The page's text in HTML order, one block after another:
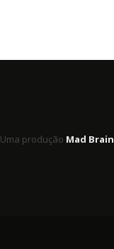
Uma produção Mad Brain